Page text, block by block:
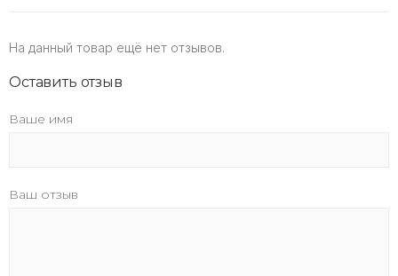
На данный товар ещё нет отзывов.
Оставить отзыв
Ваше имя
Ваш отзыв